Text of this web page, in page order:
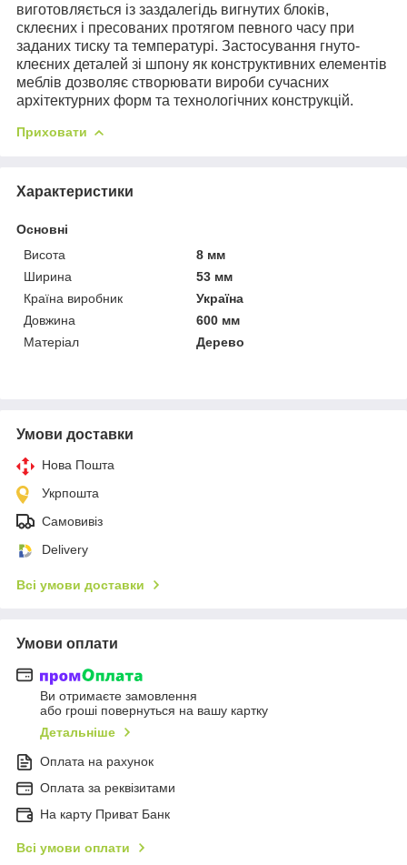
виготовляється із заздалегідь вигнутих блоків,
склеєних і пресованих протягом певного часу при
заданих тиску та температурі. Застосування гнуто-
клеєних деталей зі шпону як конструктивних елементів
меблів дозволяє створювати вироби сучасних
архітектурних форм та технологічних конструкцій.
Приховати
Характеристики
Основні
Висота
8 мм
Ширина
53 мм
Країна виробник
Україна
Довжина
600 мм
Матеріал
Дерево
Умови доставки
Нова Пошта
Укрпошта
Самовивіз
Delivery
Всі умови доставки
Умови оплати
Ви отримаєте замовлення
або гроші повернуться на вашу картку
Детальніше
Оплата на рахунок
Оплата за реквізитами
На карту Приват Банк
Всі умови оплати